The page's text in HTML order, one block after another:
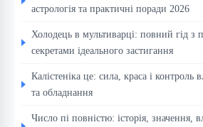
астрологія та практичні поради 2026
Холодець в мультиварці: повний гід з
секретами ідеального застигання
Калістеніка це: сила, краса і контроль
та обладнання
Число пі повністю: історія, значення,